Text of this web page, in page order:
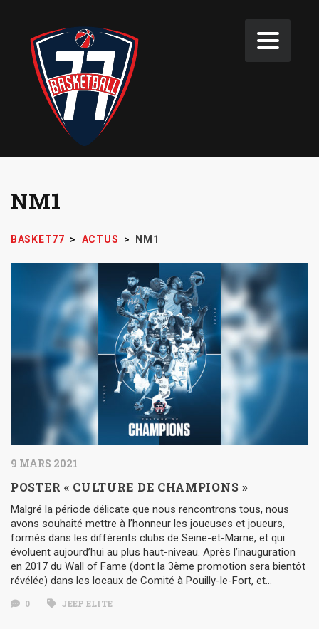
NM1
BASKET77 > ACTUS > NM1
9 MARS 2021
POSTER « CULTURE DE CHAMPIONS »
Malgré la période délicate que nous rencontrons tous, nous
avons souhaité mettre à l’honneur les joueuses et joueurs,
formés dans les différents clubs de Seine-et-Marne, et qui
évoluent aujourd’hui au plus haut-niveau. Après l’inauguration
en 2017 du Wall of Fame (dont la 3ème promotion sera bientôt
révélée) dans les locaux de Comité à Pouilly-le-Fort, et…
0 JEEP ELITE